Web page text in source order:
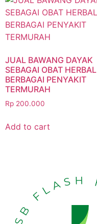
JUAL BAWANG DAYAK
SEBAGAI OBAT HERBAL
BERBAGAI PENYAKIT
TERMURAH
Rp 200.000
Add to cart